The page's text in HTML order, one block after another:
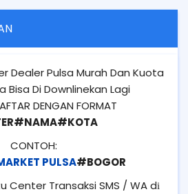
Dealer Pulsa Murah Dan Kuota
Bisa Di Downlinekan Lagi
DENGAN FORMAT
CONTOH:
PULSA#BOGOR
Center Transaksi SMS / WA dі